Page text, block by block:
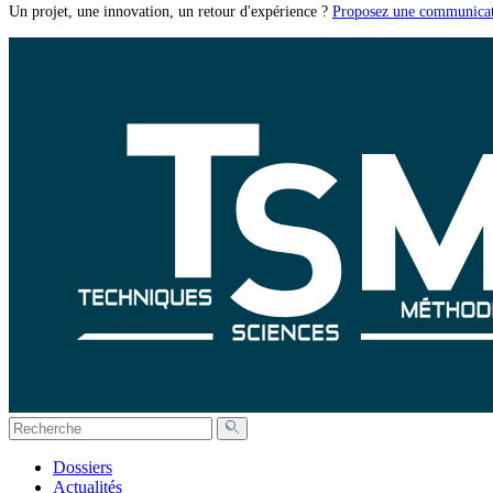
Un projet, une innovation, un retour d'expérience ? Proposez une
Dossiers
Actualités